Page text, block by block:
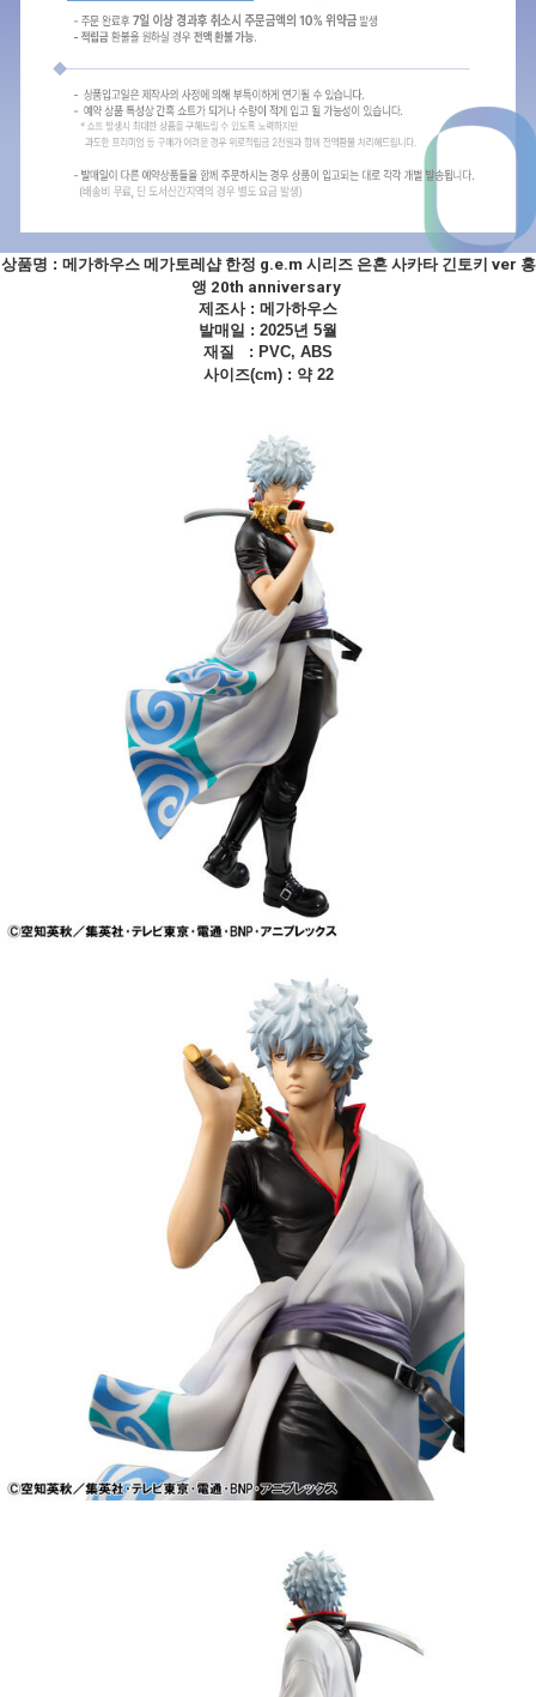
상품명 : 메가하우스 메가토레샵 한정 g.e.m 시리즈 은혼 사카타 긴토키 ver 홍
앵 20th anniversary
제조사 : 메가하우스
발매일 : 2025년 5월
재질 : PVC, ABS
사이즈(cm) : 약 22